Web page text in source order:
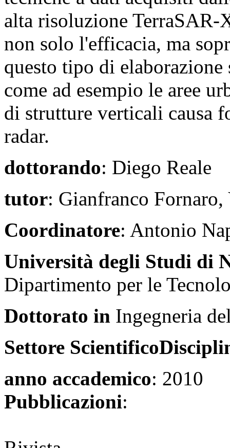
alta risoluzione TerraSAR-
non solo l'efficacia, ma
questo tipo di
come ad esempio le aree
di strutture verticali causa
radar.
dottorando: Diego Reale
tutor: Gianfranco Fornaro,
Coordinatore: Antonio
Università degli Studi di
Dipartimento per le
Dottorato in Ingegneria
Settore
anno accademico: 2010
Pubblicazioni: